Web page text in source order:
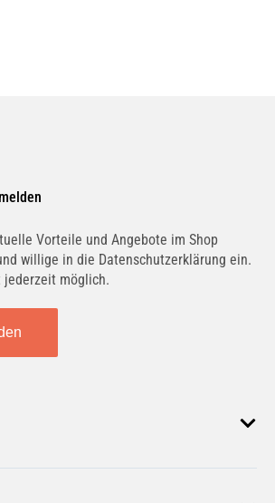
Vorteile und Angebote im Shop
willige in die Datenschutzerklärung ein.
jederzeit möglich.